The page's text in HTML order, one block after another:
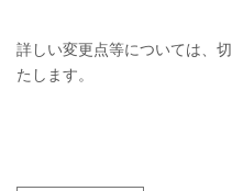
詳しい変更点等については、
たします。